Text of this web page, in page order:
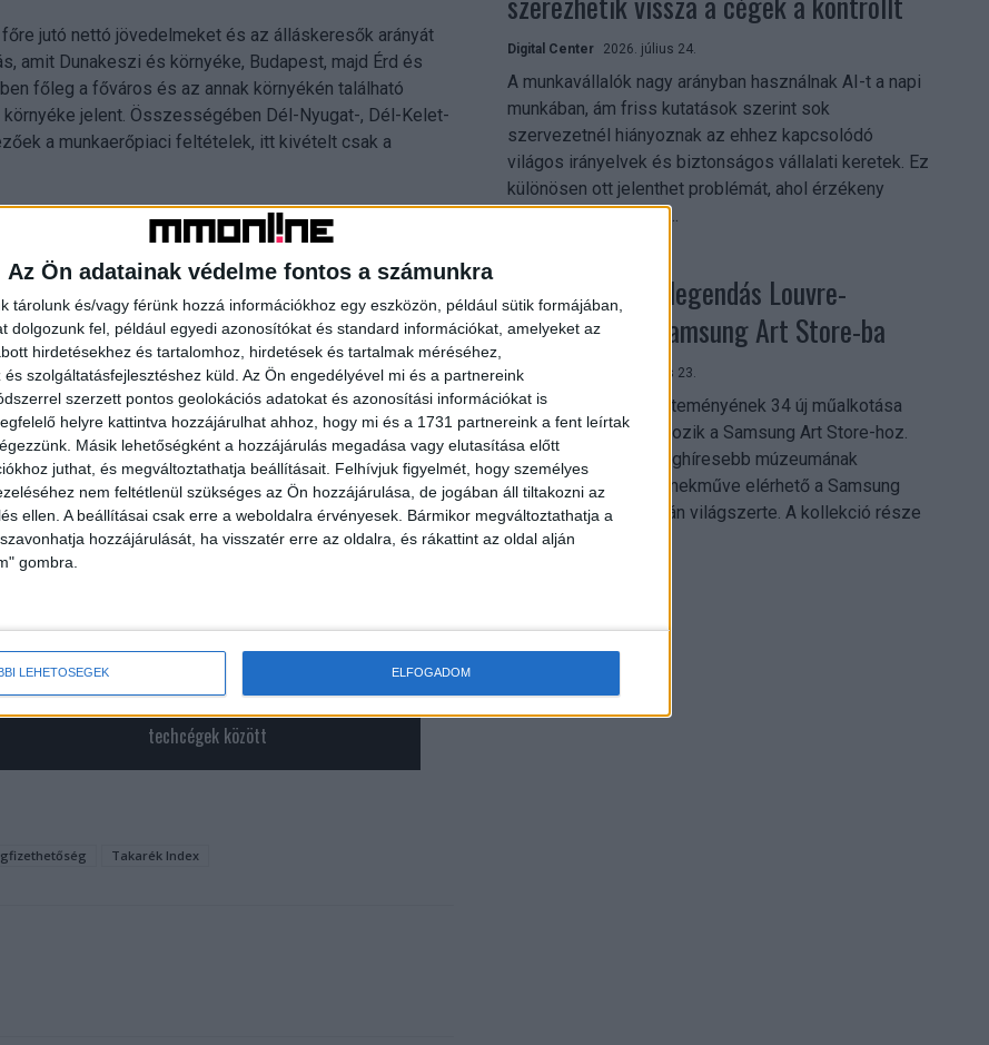
Az Ön adatainak védelme fontos a számunkra
tárolunk és/vagy férünk hozzá információkhoz egy eszközön, például sütik formájában,
dolgozunk fel, például egyedi azonosítókat és standard információkat, amelyeket az
hirdetésekhez és tartalomhoz, hirdetések és tartalmak méréséhez,
szolgáltatásfejlesztéshez küld. Az Ön engedélyével mi és a partnereink
szerzett pontos geolokációs adatokat és azonosítási információkat is
helyre kattintva hozzájárulhat ahhoz, hogy mi és a 1731 partnereink a fent leírtak
Másik lehetőségként a hozzájárulás megadása vagy elutasítása előtt
juthat, és megváltoztathatja beállításait. Felhívjuk figyelmét, hogy személyes
nem feltétlenül szükséges az Ön hozzájárulása, de jogában áll tiltakozni az
ellen. A beállításai csak erre a weboldalra érvényesek. Bármikor megváltoztathatja a
hozzájárulását, ha visszatér erre az oldalra, és rákattint az oldal alján
gombra.
LEHETŐSÉGEK ELFOGADOM
jutó nettó jövedelmeket és az álláskeresők arányát
amit Dunakeszi és környéke, Budapest, majd Érd és
főleg a főváros és az annak környékén található
jelent. Összességében Dél-Nyugat-, Dél-Kelet-
a munkaerőpiaci feltételek, itt kivételt csak a
hány négyzetméternyi lakást tudnak
a sellyei, a bácsalmási, a putnoki és a
biztosító járásokba sokan szeretnének költözni, ami
hozzáférhetőségét, a magas bérek ellenére is.
és déli tájakon, mint a főváros környékén, illetve
az
Magyarok a leggyorsabban fejlődő
techcégek között
Takarék Index
Digital Center 2026. július 24.
A munkavállalók nagy arányban használnak AI-t a napi
munkában, ám friss kutatások szerint sok
szervezetnél hiányoznak az ehhez kapcsolódó
világos irányelvek és biztonságos vállalati keretek. Ez
különösen ott jelenthet problémát, ahol érzékeny
üzleti információkkal...
Megérkezett a legendás Louvre-
gyűjtemény a Samsung Art Store-ba
Digital Center 2026. július 23.
A párizsi Louvre gyűjteményének 34 új műalkotása
most először csatlakozik a Samsung Art Store-hoz.
Ezzel a világ egyik leghíresebb múzeumának
összesen már 51 remekműve elérhető a Samsung
Electronics platformján világszerte. A kollekció része
Leonardo...